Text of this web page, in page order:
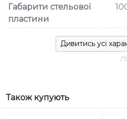
Габарити стельової
пластини
Дивитись усі
Також купують